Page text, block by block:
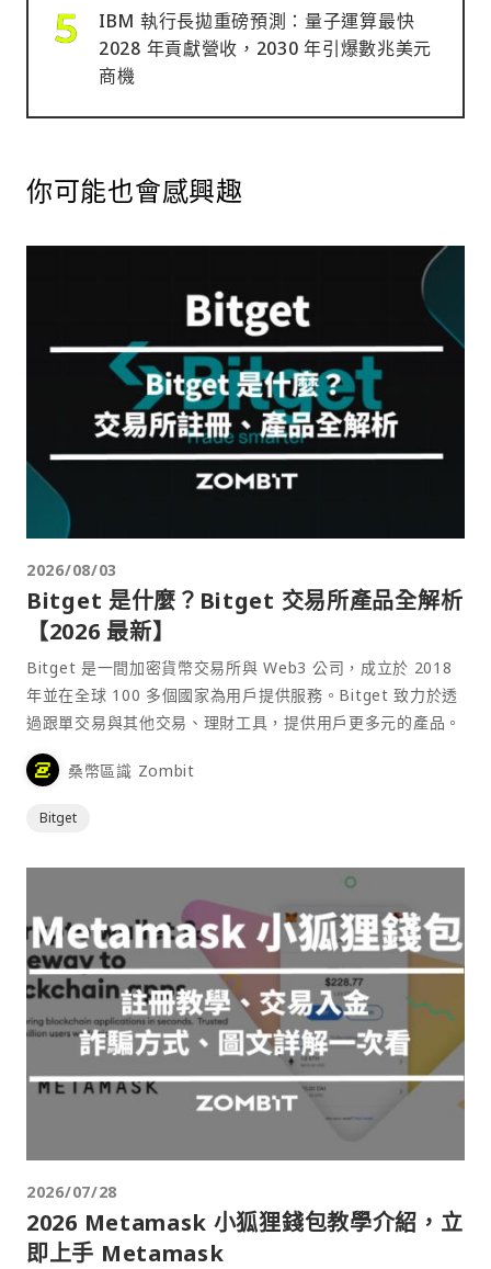
IBM 執行長拋重磅預測：量子運算最快
2028 年貢獻營收，2030 年引爆數兆美元
商機
你可能也會感興趣
2026/08/03
Bitget 是什麼？Bitget 交易所產品全解析
【2026 最新】
Bitget 是一間加密貨幣交易所與 Web3 公司，成立於 2018
年並在全球 100 多個國家為用戶提供服務。Bitget 致力於透
過跟單交易與其他交易、理財工具，提供用戶更多元的產品。
桑幣區識 Zombit
Bitget
2026/07/28
2026 Metamask 小狐狸錢包教學介紹，立
即上手 Metamask